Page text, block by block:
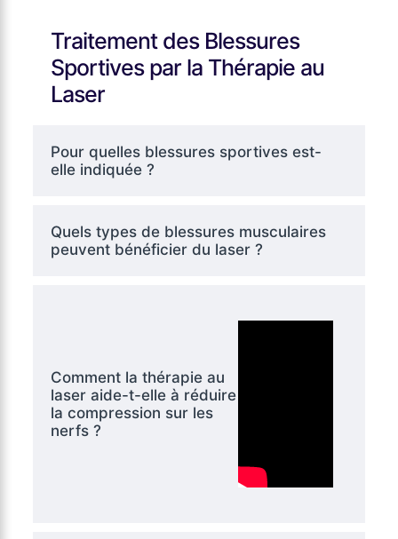
Traitement des Blessures
Sportives par la Thérapie au
Laser
Pour quelles blessures sportives est-
elle indiquée ?
Quels types de blessures musculaires
peuvent bénéficier du laser ?
Comment la thérapie au
laser aide-t-elle à réduire
la compression sur les
nerfs ?